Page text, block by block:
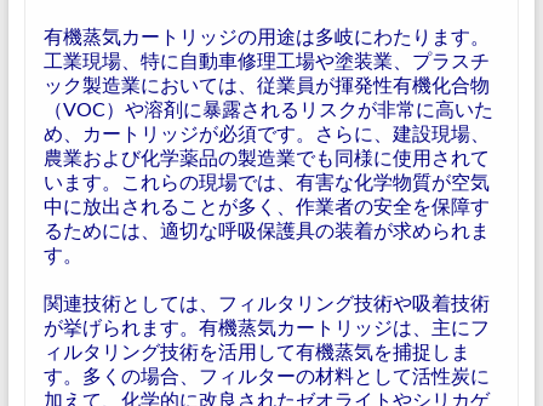
有機蒸気カートリッジの用途は多岐にわたります。
工業現場、特に自動車修理工場や塗装業、プラスチ
ック製造業においては、従業員が揮発性有機化合物
（VOC）や溶剤に暴露されるリスクが非常に高いた
め、カートリッジが必須です。さらに、建設現場、
農業および化学薬品の製造業でも同様に使用されて
います。これらの現場では、有害な化学物質が空気
中に放出されることが多く、作業者の安全を保障す
るためには、適切な呼吸保護具の装着が求められま
す。
関連技術としては、フィルタリング技術や吸着技術
が挙げられます。有機蒸気カートリッジは、主にフ
ィルタリング技術を活用して有機蒸気を捕捉しま
す。多くの場合、フィルターの材料として活性炭に
加えて、化学的に改良されたゼオライトやシリカゲ